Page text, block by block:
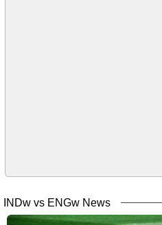
INDw vs ENGw News